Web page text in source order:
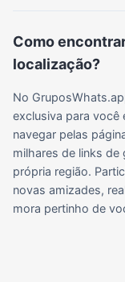
Grupos de Lula no Whatsapp
Grupos de WhatsApp de Roblox
Como
localização?
No
exclusiva para você
navegar pelas
milhares de links
própria região.
novas amizades,
mora pertinho de